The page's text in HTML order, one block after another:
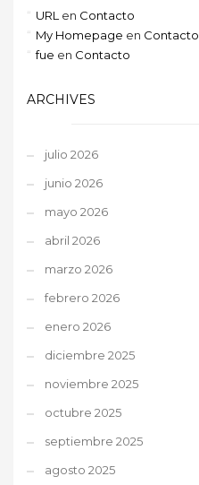
URL en Contacto
My Homepage en Contacto
fue en Contacto
ARCHIVES
julio 2026
junio 2026
mayo 2026
abril 2026
marzo 2026
febrero 2026
enero 2026
diciembre 2025
noviembre 2025
octubre 2025
septiembre 2025
agosto 2025